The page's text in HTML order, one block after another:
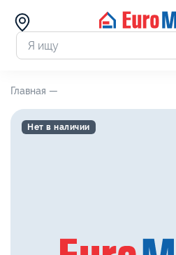
Главная —
Нет в наличии